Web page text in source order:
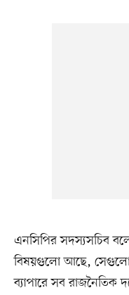
এনসিপির সদস্যসচিব
বিষয়গুলো আছে,
ব্যাপারে সব রাজনৈতিক